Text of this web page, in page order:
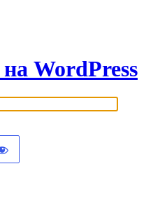
WordPress